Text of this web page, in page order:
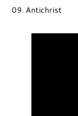
09. Antichrist